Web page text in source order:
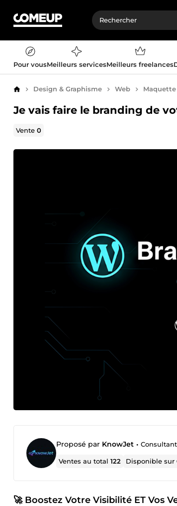
Pour vousMeilleurs servicesMeilleurs freelances
AccueilDesign & Graphisme Web Maquette
Je vais faire le branding de
Vente0
Proposé par KnowJet •
Ventes au total122 Disponible sur
🚀 Boostez Votre Visibilité ET Vos